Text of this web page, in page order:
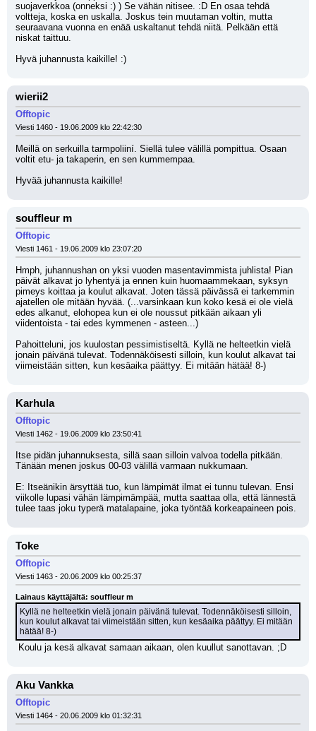
suojaverkkoa (onneksi :) ) Se vähän nitisee. :D En osaa tehdä
voltteja, koska en uskalla. Joskus tein muutaman voltin, mutta
seuraavana vuonna en enää uskaltanut tehdä niitä. Pelkään että
niskat taittuu.
Hyvä juhannusta kaikille! :)
wierii2
Offtopic
Viesti 1460 - 19.06.2009 klo 22:42:30
Meillä on serkuilla tarmpoliiní. Siellä tulee välillä pompittua. Osaan
voltit etu- ja takaperin, en sen kummempaa.
Hyvää juhannusta kaikille!
souffleur m
Offtopic
Viesti 1461 - 19.06.2009 klo 23:07:20
Hmph, juhannushan on yksi vuoden masentavimmista juhlista! Pian
päivät alkavat jo lyhentyä ja ennen kuin huomaammekaan, syksyn
pimeys koittaa ja koulut alkavat. Joten tässä päivässä ei tarkemmin
ajatellen ole mitään hyvää. (...varsinkaan kun koko kesä ei ole vielä
edes alkanut, elohopea kun ei ole noussut pitkään aikaan yli
viidentoista - tai edes kymmenen - asteen...)
Pahoitteluni, jos kuulostan pessimistiseltä. Kyllä ne helteetkin vielä
jonain päivänä tulevat. Todennäköisesti silloin, kun koulut alkavat tai
viimeistään sitten, kun kesäaika päättyy. Ei mitään hätää! 8-)
Karhula
Offtopic
Viesti 1462 - 19.06.2009 klo 23:50:41
Itse pidän juhannuksesta, sillä saan silloin valvoa todella pitkään.
Tänään menen joskus 00-03 välillä varmaan nukkumaan.
E: Itseänikin ärsyttää tuo, kun lämpimät ilmat ei tunnu tulevan. Ensi
viikolle lupasi vähän lämpimämpää, mutta saattaa olla, että lännestä
tulee taas joku typerä matalapaine, joka työntää korkeapaineen pois.
Toke
Offtopic
Viesti 1463 - 20.06.2009 klo 00:25:37
Lainaus käyttäjältä: souffleur m
Kyllä ne helteetkin vielä jonain päivänä tulevat. Todennäköisesti silloin,
kun koulut alkavat tai viimeistään sitten, kun kesäaika päättyy. Ei mitään
hätää! 8-)
Koulu ja kesä alkavat samaan aikaan, olen kuullut sanottavan. ;D
Aku Vankka
Offtopic
Viesti 1464 - 20.06.2009 klo 01:32:31